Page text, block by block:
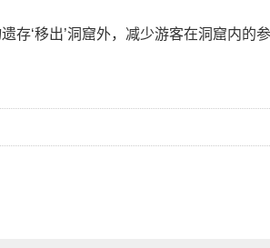
‘移出’洞窟外，减少游客在洞窟内的参